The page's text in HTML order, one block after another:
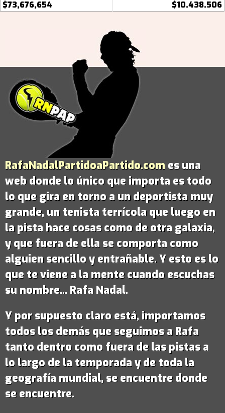
$73,676,654 $10.438.506
RafaNadalPartidoaPartido.com es una
web donde lo único que importa es todo
lo que gira en torno a un deportista muy
grande, un tenista terrícola que luego en
la pista hace cosas como de otra galaxia,
y que fuera de ella se comporta como
alguien sencillo y entrañable. Y esto es lo
que te viene a la mente cuando escuchas
su nombre... Rafa Nadal.
Y por supuesto claro está, importamos
todos los demás que seguimos a Rafa
tanto dentro como fuera de las pistas a
lo largo de la temporada y de toda la
geografía mundial, se encuentre donde
se encuentre.